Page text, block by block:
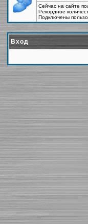
Сейчас на сайте
Рекордное
Подключены
Вход